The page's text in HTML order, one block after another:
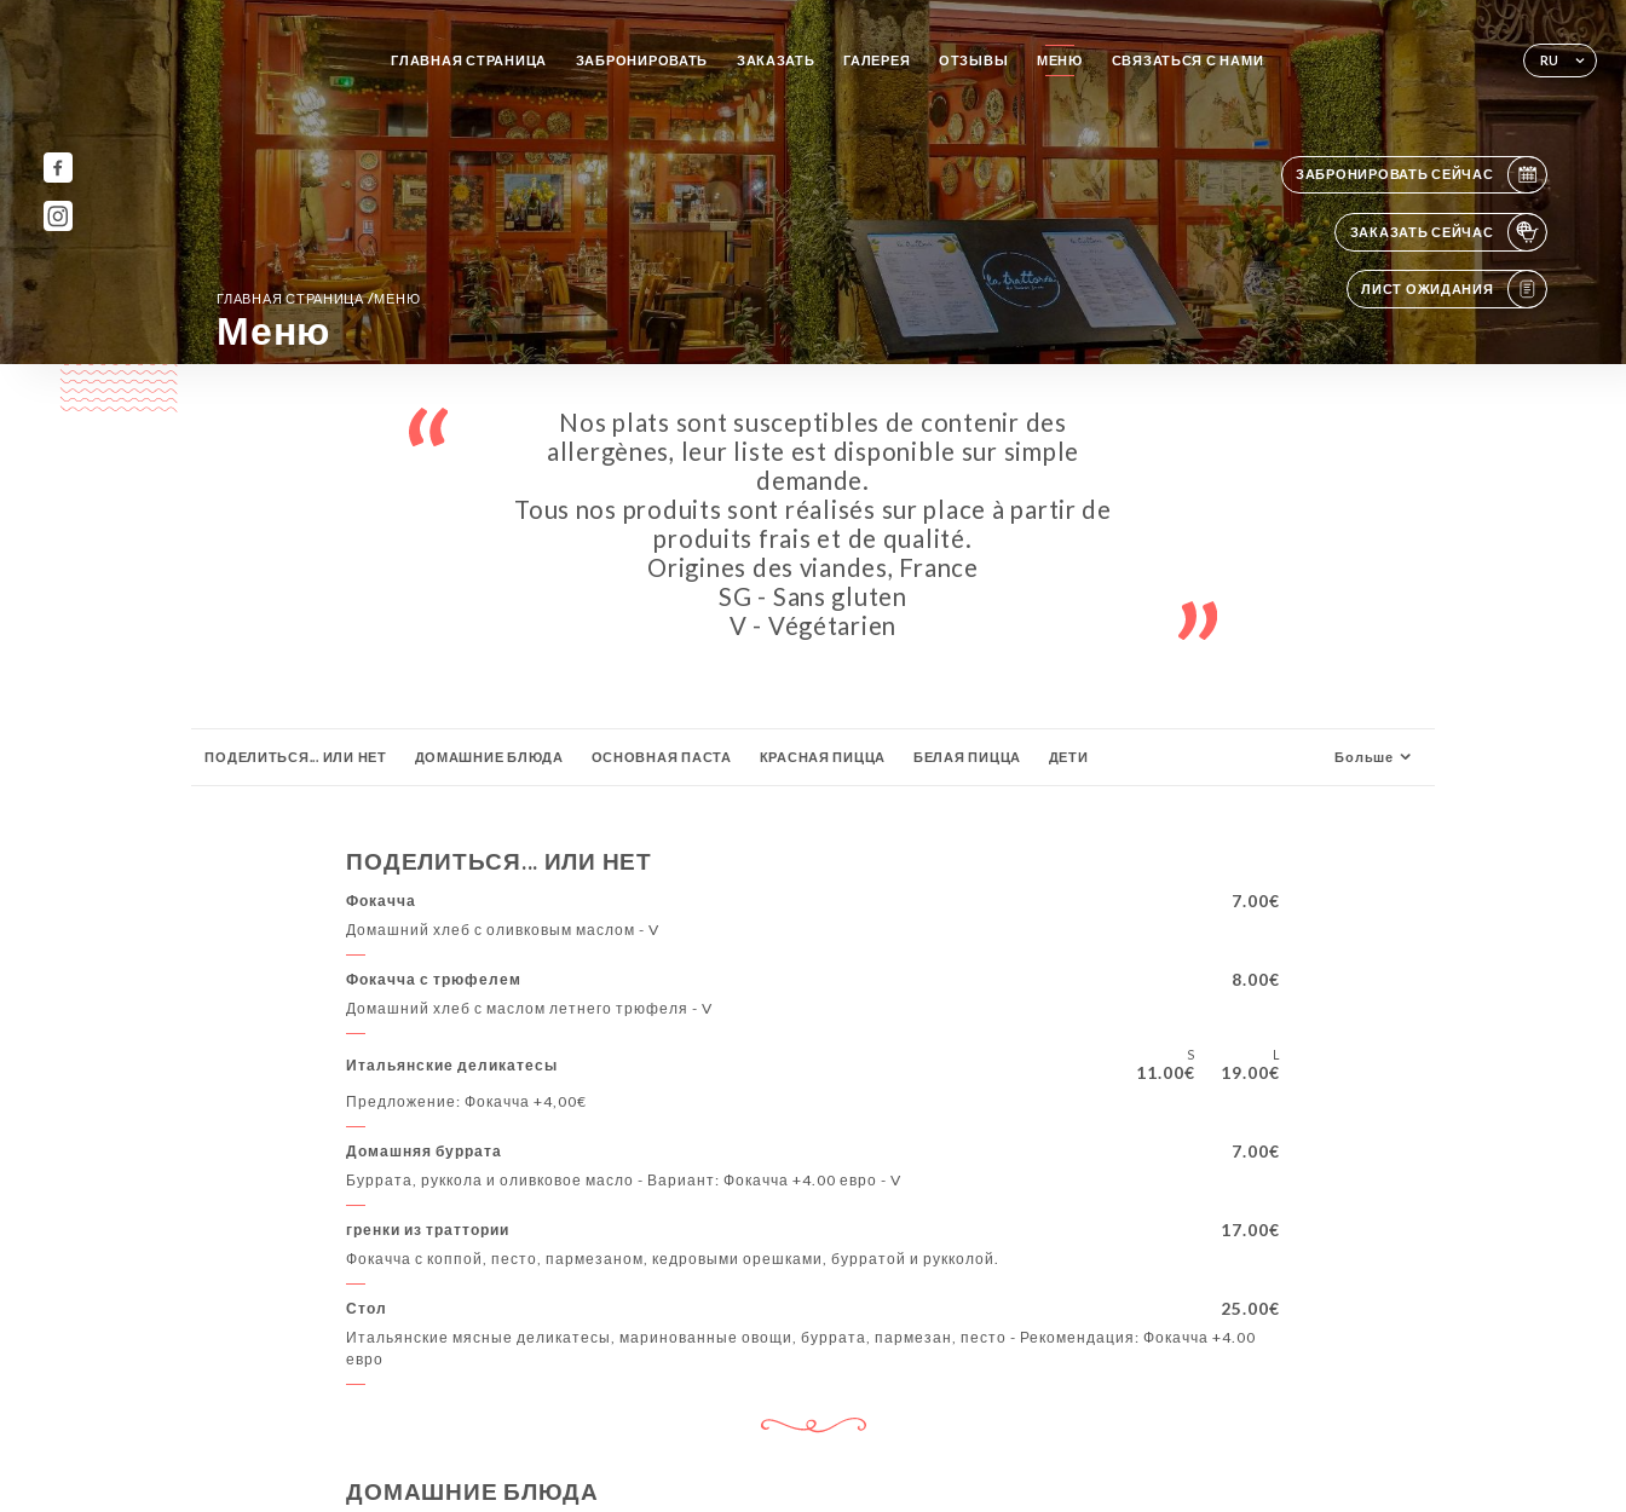
RU
ГЛАВНАЯ СТРАНИЦА ЗАБРОНИРОВАТЬ ЗАКАЗАТЬ ГАЛЕРЕЯ ОТЗЫВЫ МЕНЮ СВЯЗАТЬСЯ С НАМИ
ЗАБРОНИРОВАТЬ СЕЙЧАС
ЗАКАЗАТЬ СЕЙЧАС
ЛИСТ ОЖИДАНИЯ
ГЛАВНАЯ СТРАНИЦА/МЕНЮ
Меню
Nos plats sont susceptibles de contenir des
allergènes, leur liste est disponible sur simple
demande.
Tous nos produits sont réalisés sur place à partir de
produits frais et de qualité.
Origines des viandes, France
SG - Sans gluten
V - Végétarien
ПОДЕЛИТЬСЯ... ИЛИ НЕТ ДОМАШНИЕ БЛЮДА ОСНОВНАЯ ПАСТА КРАСНАЯ ПИЦЦА БЕЛАЯ ПИЦЦА ДЕТИ
ПИЩЕВАРИТЕЛЬНЫЙ КРАСНЫЕ ВИНА БЕЛЫЕ ВИНА
Больше
ПОДЕЛИТЬСЯ... ИЛИ НЕТ
Фокачча 7.00€
Домашний хлеб с оливковым маслом - V
Фокачча с трюфелем 8.00€
Домашний хлеб с маслом летнего трюфеля - V
Итальянские деликатесы
S
11.00€
L
19.00€
Предложение: Фокачча +4,00€
Домашняя буррата 7.00€
Буррата, руккола и оливковое масло - Вариант: Фокачча +4.00 евро - V
гренки из траттории 17.00€
Фокачча с коппой, песто, пармезаном, кедровыми орешками, бурратой и рукколой.
Стол 25.00€
Итальянские мясные деликатесы, маринованные овощи, буррата, пармезан, песто - Рекомендация: Фокачча +4.00
евро
ДОМАШНИЕ БЛЮДА